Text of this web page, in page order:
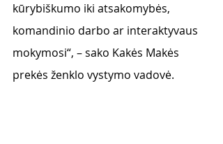
kūrybiškumo iki atsakomybės,
komandinio darbo ar interaktyvaus
mokymosi“, – sako Kakės Makės
prekės ženklo vystymo vadovė.